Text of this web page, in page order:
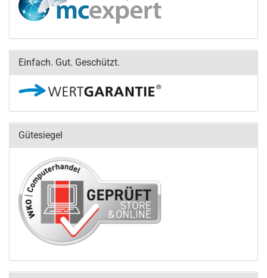
Einfach. Gut. Geschützt.
Gütesiegel